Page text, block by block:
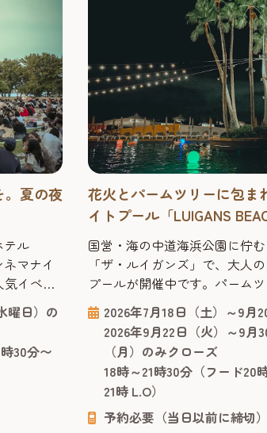
。夏の夜
テル
マナイ
気イベン
タート
ます。
める映
回もあ
品のラ
曜日）の
30分〜
花火とパームツリーに包ま
イトプール「LUIGANS
POOL-」開催中
国営・海の中道海浜公園に佇
「ザ・ルイガンズ」で、大人
プールが開催中です。パーム
のプールを、光と自然が織りな
大満喫。開催期間中には日にち
ち上がる花火も夜空を彩りま
車で約20分、全国18か所ある
園内にあるリゾートホテルと
ケーションです。日中の観光...
2026年7月18日（土）～9月
2026年9月22日（火）～9月
（月）のみクローズ
18時～21時30分（フード20
21時 L.O）
予約必要（当日以前に締切）